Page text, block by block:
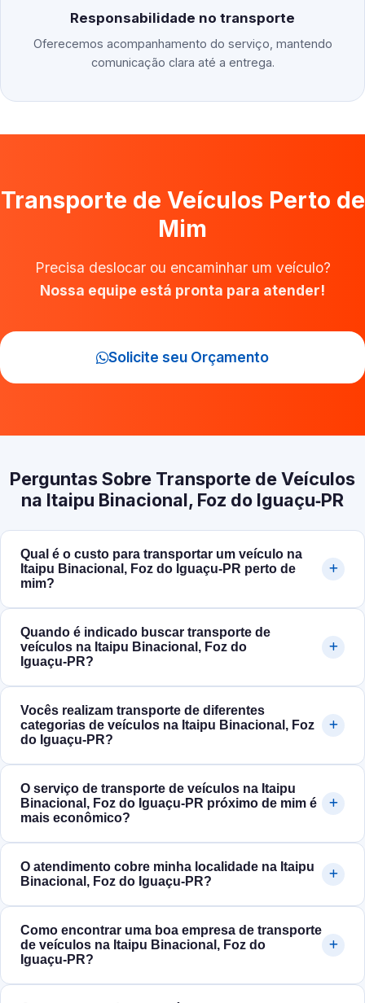
Responsabilidade no transporte
Oferecemos acompanhamento do serviço, mantendo
comunicação clara até a entrega.
Transporte de Veículos Perto de
Mim
Precisa deslocar ou encaminhar um veículo?
Nossa equipe está pronta para atender!
Solicite seu Orçamento
Perguntas Sobre Transporte de Veículos
na Itaipu Binacional, Foz do Iguaçu‑PR
Qual é o custo para transportar um veículo na
Itaipu Binacional, Foz do Iguaçu‑PR perto de
mim?
Quando é indicado buscar transporte de
veículos na Itaipu Binacional, Foz do
Iguaçu‑PR?
Vocês realizam transporte de diferentes
categorias de veículos na Itaipu Binacional, Foz
do Iguaçu‑PR?
O serviço de transporte de veículos na Itaipu
Binacional, Foz do Iguaçu‑PR próximo de mim é
mais econômico?
O atendimento cobre minha localidade na Itaipu
Binacional, Foz do Iguaçu‑PR?
Como encontrar uma boa empresa de transporte
de veículos na Itaipu Binacional, Foz do
Iguaçu‑PR?